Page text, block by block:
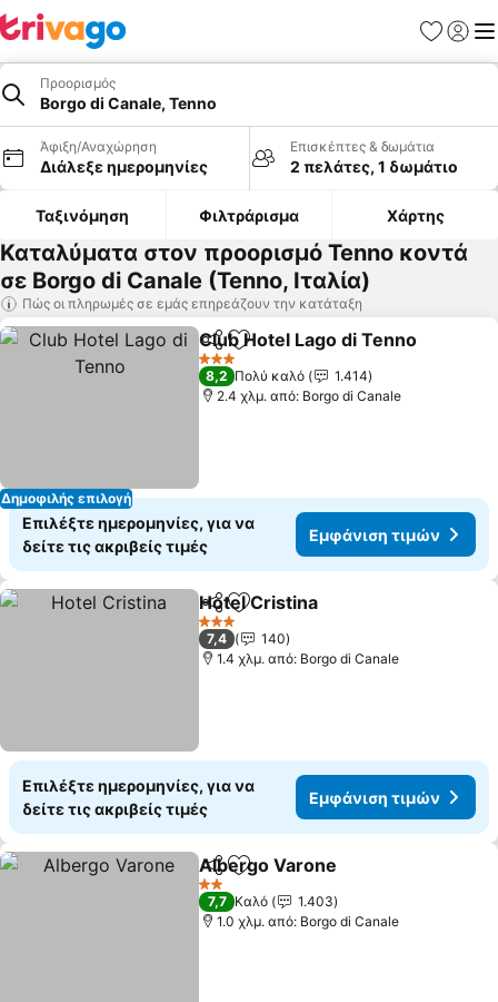
Προορισμός
Borgo di Canale, Tenno
Άφιξη/Αναχώρηση
Διάλεξε ημερομηνίες
Επισκέπτες & δωμάτια
2 πελάτες, 1 δωμάτιο
Ταξινόμηση Φιλτράρισμα Χάρτης
Καταλύματα στον προορισμό Tenno κοντά
σε Borgo di Canale (Tenno, Ιταλία)
Πώς οι πληρωμές σε εμάς επηρεάζουν την κατάταξη
Δημοφιλής επιλογή
Κοινοποίηση
Προσθήκη στα αγαπημένα
Club Hotel Lago di Tenno
3 Αστέρια
8,2 Πολύ καλό
1.414
2.4 χλμ. από: Borgo di Canale
Επιλέξτε ημερομηνίες, για να
δείτε τις ακριβείς τιμές
Εμφάνιση τιμών
Κοινοποίηση
Προσθήκη στα αγαπημένα
Hotel Cristina
3 Αστέρια
7,4
140
1.4 χλμ. από: Borgo di Canale
Επιλέξτε ημερομηνίες, για να
δείτε τις ακριβείς τιμές
Εμφάνιση τιμών
Κοινοποίηση
Προσθήκη στα αγαπημένα
Albergo Varone
2 Αστέρια
7,7 Καλό
1.403
1.0 χλμ. από: Borgo di Canale